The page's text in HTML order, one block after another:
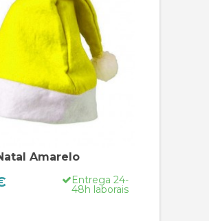
Amarelo
Entrega 24-
48h laborais